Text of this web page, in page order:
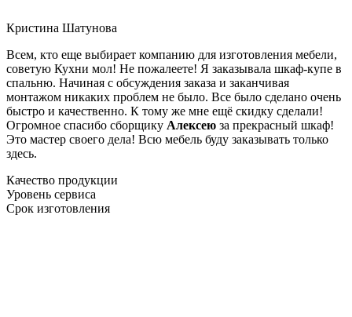
Кристина Шатунова
Всем, кто еще выбирает компанию для изготовления мебели,
советую Кухни мол! Не пожалеете! Я заказывала шкаф-купе в
спальню. Начиная с обсуждения заказа и заканчивая
монтажом никаких проблем не было. Все было сделано очень
быстро и качественно. К тому же мне ещё скидку сделали!
Огромное спасибо сборщику Алексею за прекрасный шкаф!
Это мастер своего дела! Всю мебель буду заказывать только
здесь.
Качество продукции
Уровень сервиса
Срок изготовления